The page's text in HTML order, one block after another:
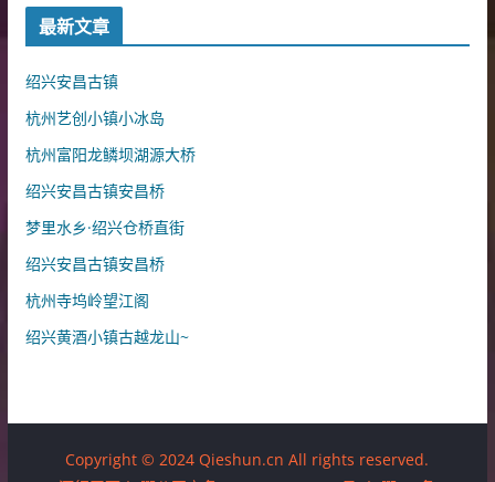
最新文章
绍兴安昌古镇
杭州艺创小镇小冰岛
杭州富阳龙鳞坝湖源大桥
绍兴安昌古镇安昌桥
梦里水乡·绍兴仓桥直街
绍兴安昌古镇安昌桥
杭州寺坞岭望江阁
绍兴黄酒小镇古越龙山~
Copyright © 2024 Qieshun.cn All rights reserved.